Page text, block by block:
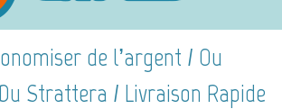
de l’argent / Ou
Strattera / Livraison Rapide